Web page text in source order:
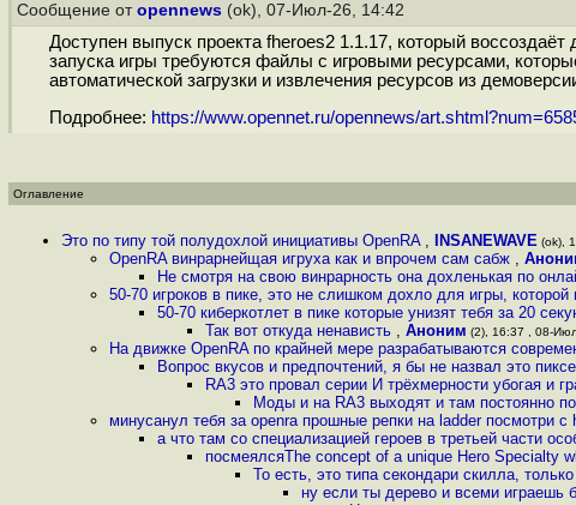
Сообщение от opennews (ok), 07-Июл-26, 14:42
Доступен выпуск проекта fheroes2 1.1.17, который
запуска игры требуются файлы с игровыми ресурсами,
автоматической загрузки и извлечения ресурсов из
Подробнее: https://www.opennet.ru/opennews/
Оглавление
Это по типу той полудохлой инициативы OpenRA , INSANEWAVE (ok),
OpenRA винрарнейщая игруха как и впрочем сам сабж ,
Не смотря на свою винрарность она дохленькая по
50-70 игроков в пике, это не слишком дохло для игры, которой
50-70 киберкотлет в пике которые унизят тебя за 20
Так вот откуда ненависть , Аноним (2), 16:37 , 08-
На движке OpenRA по крайней мере разрабатываются
Вопрос вкусов и предпочтений, я бы не назвал это
RA3 это провал серии И трёхмерности убогая и
Моды и на RA3 выходят и там постоянно
минусанул тебя за openra прошные репки на ladder посмотри
а что там со специализацией героев в третьей части
посмеялсяThe concept of a unique Hero Specialty
То есть, это типа секондари скилла,
ну если ты дерево и всеми играешь